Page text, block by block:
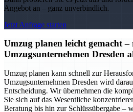
Angebot an – ganz unverbindlich.
Jetzt Anfrage starten
Umzug planen leicht gemacht –
Umzugsunternehmen Dresden
Umzug planen kann schnell zur
Umzugsunternehmen Dresden wird
Entscheidung. Wir übernehmen die
Sie sich auf das Wesentliche
Beratung bis hin zur Schlüssübergabe –